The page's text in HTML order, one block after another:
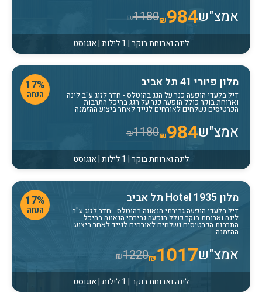
אמצ"ש ₪984
₪1180
לינה וארוחת בוקר | 1 לילות | אוגוסט
17%
הנחה
מלון פיורי 41 תל אביב
דיל בלעדי הופעה כנר על הגג בהוטלס- חדר לזוג ע"ב לינה
וארוחת בוקר כולל הופעה כנר על הגג בהיכל התרבות
הכרטיסים נשלחים לאורחים לנייד לאחר ביצוע ההזמנה
אמצ"ש ₪984
₪1180
לינה וארוחת בוקר | 1 לילות | אוגוסט
17%
הנחה
מלון Hotel 1935 תל אביב
דיל בלעדי הופעה גבירתי הנאווה בהוטלס- חדר לזוג ע"ב
לינה וארוחת בוקר כולל הופעה גבירתי הנאווה בהיכל
התרבות הכרטיסים נשלחים לאורחים לנייד לאחר ביצוע
ההזמנה
אמצ"ש ₪1017
₪1220
לינה וארוחת בוקר | 1 לילות | אוגוסט